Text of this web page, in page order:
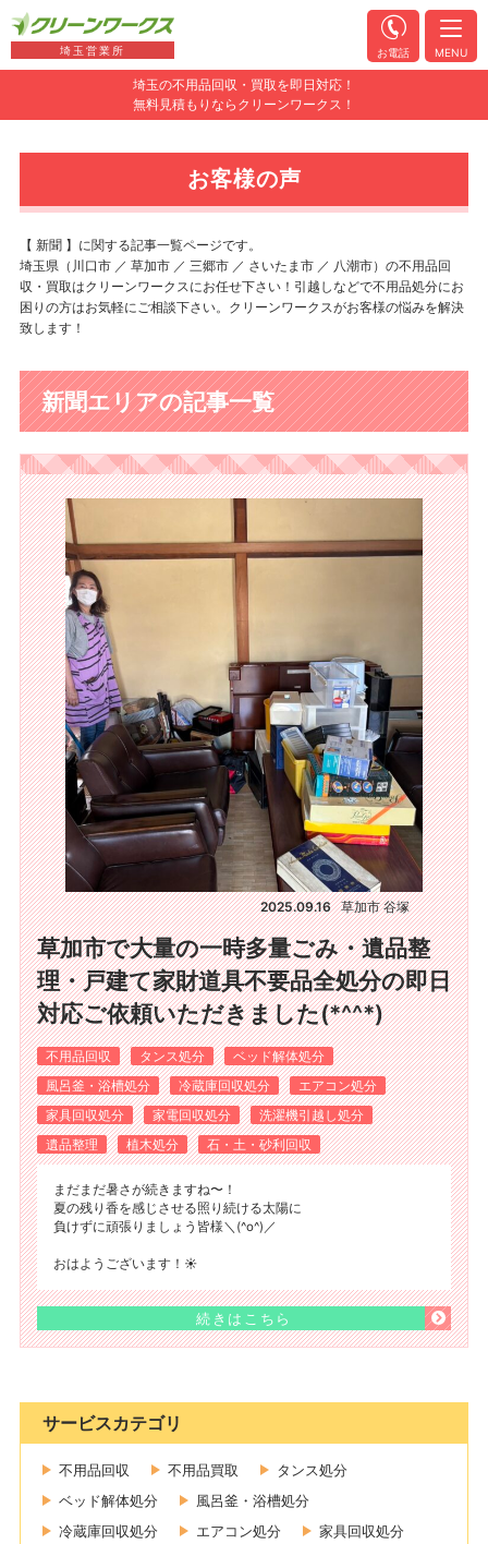
埼玉の不用品回収・買取を即日対応！
無料見積もりならクリーンワークス！
埼玉営業所 お電話 MENU
お客様の声
【 新聞 】に関する記事一覧ページです。
埼玉県（川口市 ／ 草加市 ／ 三郷市 ／ さいたま市 ／ 八潮市）の不用品回
収・買取はクリーンワークスにお任せ下さい！引越しなどで不用品処分にお
困りの方はお気軽にご相談下さい。クリーンワークスがお客様の悩みを解決
致します！
新聞エリアの記事一覧
2025.09.16 草加市 谷塚
草加市で大量の一時多量ごみ・遺品整
理・戸建て家財道具不要品全処分の即日
対応ご依頼いただきました(*^^*)
不用品回収 タンス処分
ベッド解体処分
風呂釜・浴槽処分
冷蔵庫回収処分
エアコン処分
家具回収処分
家電回収処分
洗濯機引越し処分
遺品整理
植木処分 石・土・砂利回収
まだまだ暑さが続きますね〜！
夏の残り香を感じさせる照り続ける太陽に
負けずに頑張りましょう皆様＼(^o^)／
おはようございます！☀️
続きはこちら
サービスカテゴリ
不用品回収 不用品買取
タンス処分
ベッド解体処分
風呂釜・浴槽処分
冷蔵庫回収処分
エアコン処分
家具回収処分